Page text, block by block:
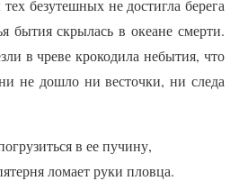
безутешных не достигла берега
бытия скрылась в океане смерти.
в чреве крокодила небытия, что
не дошло ни весточки, ни следа
в ее пучину,
ломает руки пловца.